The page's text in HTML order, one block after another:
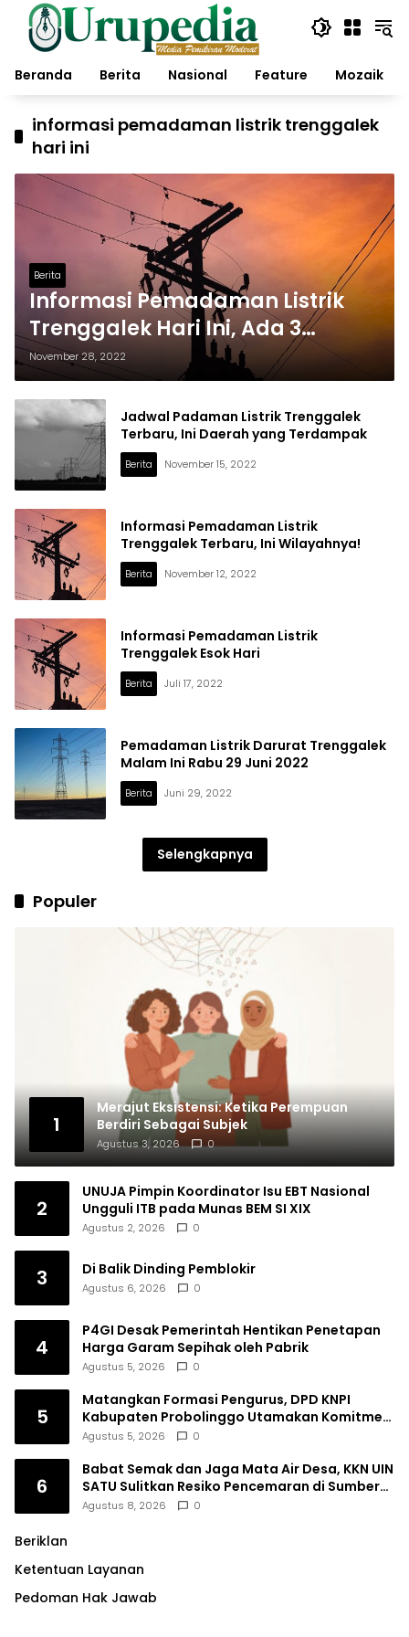
Langsung
konten
Beranda
Berita Nasional Feature Mozaik
informasi pemadaman listrik trenggalek
hari ini
Berita
Informasi Pemadaman Listrik
Trenggalek Hari Ini, Ada 3
Kecamatan
November 28, 2022
Jadwal Padaman Listrik Trenggalek
Terbaru, Ini Daerah yang Terdampak
Berita November 15, 2022
Informasi Pemadaman Listrik
Trenggalek Terbaru, Ini Wilayahnya!
Berita November 12, 2022
Informasi Pemadaman Listrik
Trenggalek Esok Hari
Berita Juli 17, 2022
Pemadaman Listrik Darurat Trenggalek
Malam Ini Rabu 29 Juni 2022
Berita Juni 29, 2022
Selengkapnya
Populer
1
Merajut Eksistensi: Ketika Perempuan
Berdiri Sebagai Subjek
Agustus 3, 2026 0
2
UNUJA Pimpin Koordinator Isu EBT Nasional
Ungguli ITB pada Munas BEM SI XIX
Agustus 2, 2026 0
3 Di Balik Dinding Pemblokir
Agustus 6, 2026 0
4
P4GI Desak Pemerintah Hentikan Penetapan
Harga Garam Sepihak oleh Pabrik
Agustus 5, 2026 0
5
Matangkan Formasi Pengurus, DPD KNPI
Kabupaten Probolinggo Utamakan Komitmen
dan Kinerja
Agustus 5, 2026 0
6
Babat Semak dan Jaga Mata Air Desa, KKN UIN
SATU Sulitkan Resiko Pencemaran di Sumber
Ngumbul
Agustus 8, 2026 0
Beriklan
Ketentuan Layanan
Pedoman Hak Jawab